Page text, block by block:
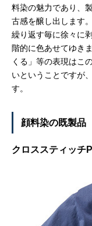
料染の魅力であり、
古感を醸し出します
繰り返す毎に徐々に
階的に色あせてゆき
くる」等の表現はこ
いということですが
す。
顔料染の既製品
クロススティッチ